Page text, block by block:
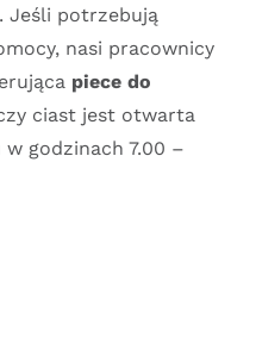
Jeśli potrzebują
nasi pracownicy
piece do
ciast jest otwarta
godzinach 7.00 –